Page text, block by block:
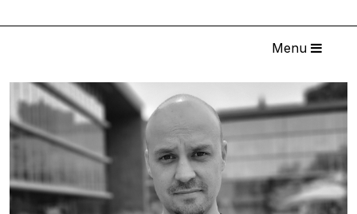
Menu